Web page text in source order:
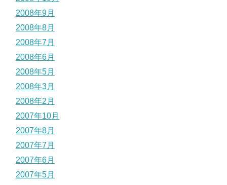
2008年9月
2008年8月
2008年7月
2008年6月
2008年5月
2008年3月
2008年2月
2007年10月
2007年8月
2007年7月
2007年6月
2007年5月